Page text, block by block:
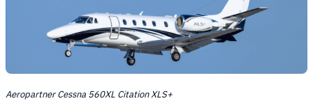
Aeropartner Cessna 560XL Citation XLS+